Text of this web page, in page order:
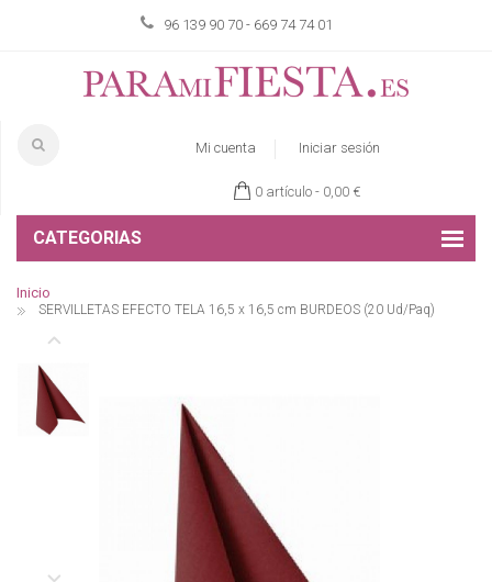
96 139 90 70 - 669 74 74 01
Mi cuenta Iniciar sesión
0 artículo - 0,00 €
CATEGORIAS
Inicio
SERVILLETAS EFECTO TELA 16,5 x 16,5 cm BURDEOS (20 Ud/Paq)